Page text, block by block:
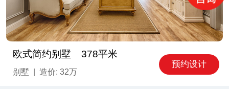
欧式简约别墅 378平米
别墅 | 造价: 32万
预约设计